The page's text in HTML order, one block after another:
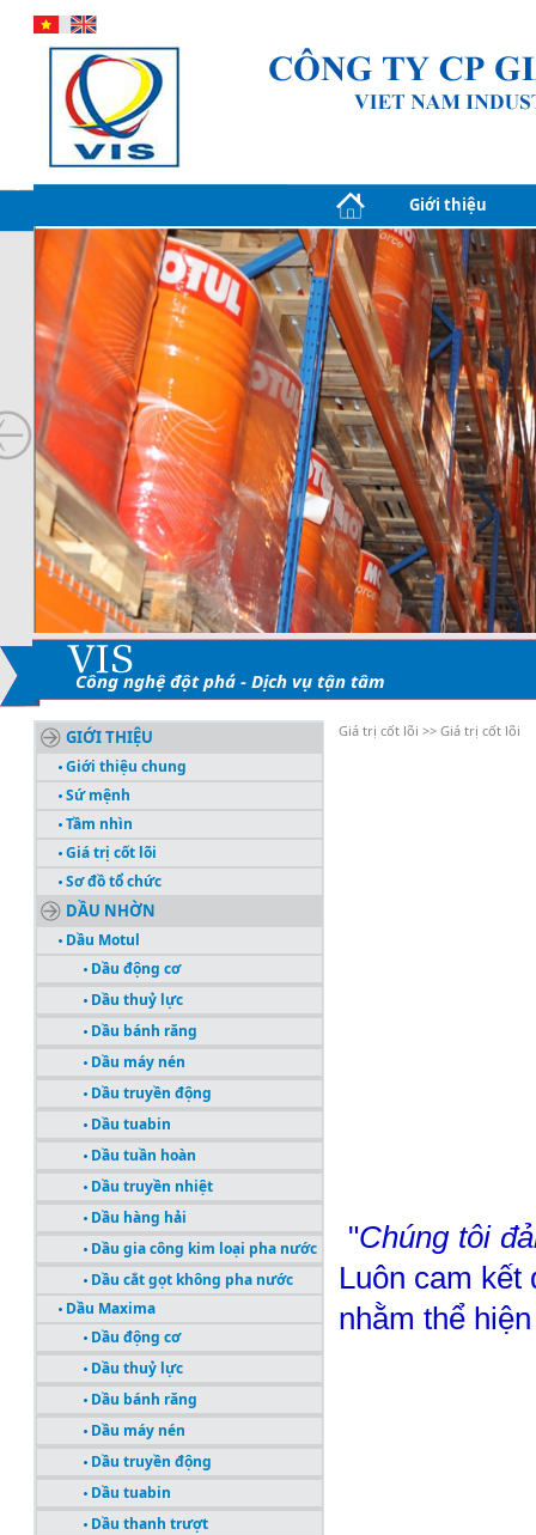
Giới thiệu
Công nghệ đột phá - Dịch vụ tận tâm
GIỚI THIỆU
Giới thiệu chung
Sứ mệnh
Tầm nhìn
Giá trị cốt lõi
Sơ đồ tổ chức
DẦU NHỜN
Dầu Motul
Dầu động cơ
Dầu thuỷ lực
Dầu bánh răng
Dầu máy nén
Dầu truyền động
Dầu tuabin
Dầu tuần hoàn
Dầu truyền nhiệt
Dầu hàng hải
Dầu gia công kim loại pha nước
Dầu cắt gọt không pha nước
Dầu Maxima
Dầu động cơ
Dầu thuỷ lực
Dầu bánh răng
Dầu máy nén
Dầu truyền động
Dầu tuabin
Dầu thanh trượt
Giá trị cốt lõi >> Giá trị cốt lõi
"Chúng tôi
Luôn cam
nhằm thể